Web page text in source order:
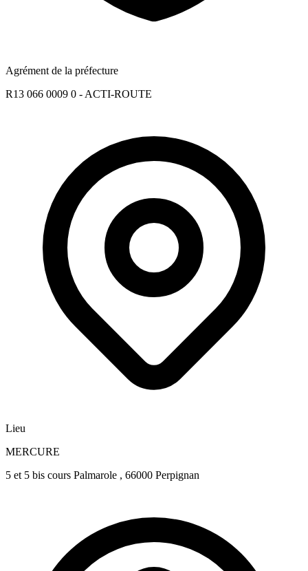
Agrément de la préfecture
R13 066 0009 0 - ACTI-ROUTE
Lieu
MERCURE
5 et 5 bis cours Palmarole , 66000 Perpignan